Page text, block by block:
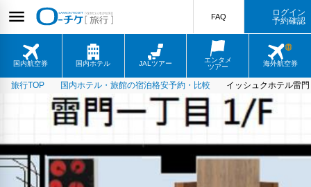
国内航空券 国内ホテル JALツアー
エンタメ
ツアー
海外航空券
FAQ
ログイン
予約確認
旅行TOP 国内ホテル・旅館の宿泊格安予約・比較 イッシュクホテル雷門